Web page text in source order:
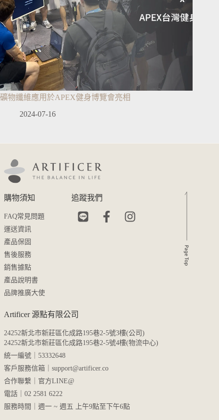
礦物纖維應用於APEX健身博覽會亮相
2024-07-16
Artificer 源點有限公司
24252新北市新莊區化成路195巷2-5號3樓(公司)
24252新北市新莊區化成路195巷2-5號4樓(物流中心)
統一編號｜53332648
客戶服務信箱｜ support@artificer.co
合作聯繫｜ 官方LINE@
電話｜02 2581 6222
服務時間｜週一 ~ 週五 上午9點至下午6點
購物須知
FAQ常見問題
運送資訊
產品保固
售後服務
銷售據點
產品說明書
品牌推廣大使
追蹤我們